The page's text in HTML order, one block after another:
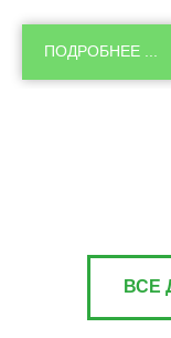
ПОДРОБНЕЕ ...
ВСЕ